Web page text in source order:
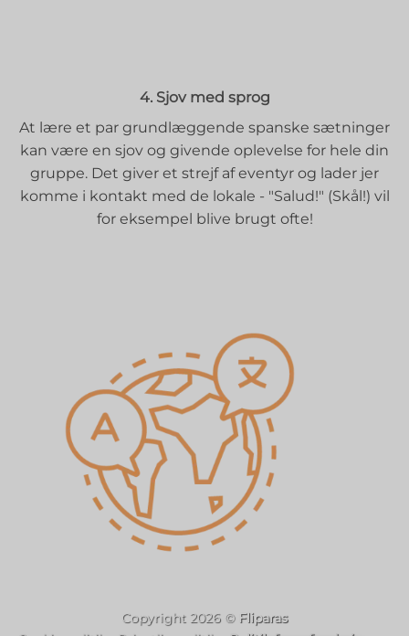
4. Sjov med sprog
At lære et par grundlæggende spanske sætninger
kan være en sjov og givende oplevelse for hele din
gruppe. Det giver et strejf af eventyr og lader jer
komme i kontakt med de lokale - "Salud!" (Skål!) vil
for eksempel blive brugt ofte!
Copyright 2026 © Fliparas